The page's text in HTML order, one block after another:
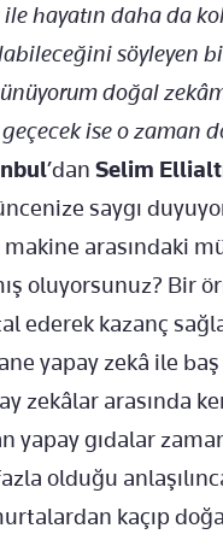
hayatın daha da
söyleyen
doğal
ise o zaman
’dan Selim
saygı
arasındaki
oluyorsunuz? Bir
ederek kazanç
yapay zekâ ile
zekâlar arasında
yapay gıdalar
olduğu
kaçıp